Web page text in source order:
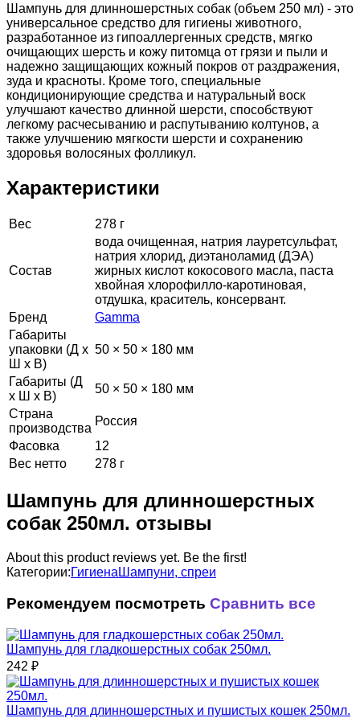
Шампунь для длинношерстных собак (объем 250 мл) - это
универсальное средство для гигиены животного,
разработанное из гипоаллергенных средств, мягко
очищающих шерсть и кожу питомца от грязи и пыли и
надежно защищающих кожный покров от раздражения,
зуда и красноты. Кроме того, специальные
кондиционирующие средства и натуральный воск
улучшают качество длинной шерсти, способствуют
легкому расчесыванию и распутыванию колтунов, а
также улучшению мягкости шерсти и сохранению
здоровья волосяных фолликул.
Характеристики
Вес 278 г
Состав
вода очищенная, натрия лауретсульфат,
натрия хлорид, диэтаноламид (ДЭА)
жирных кислот кокосового масла, паста
хвойная хлорофилло-каротиновая,
отдушка, краситель, консервант.
Бренд
Gamma
Габариты
упаковки (Д х
Ш х В)
50 × 50 × 180 мм
Габариты (Д
х Ш х В)
50 × 50 × 180 мм
Страна
производства
Россия
Фасовка
12
Вес нетто
278 г
Шампунь для длинношерстных
собак 250мл. отзывы
About this product reviews yet. Be the first!
Категории:Гигиена Шампуни, спреи
Рекомендуем посмотреть Сравнить все
Шампунь для гладкошерстных собак 250мл.
242 ₽
Шампунь для длинношерстных и пушистых кошек 250мл.